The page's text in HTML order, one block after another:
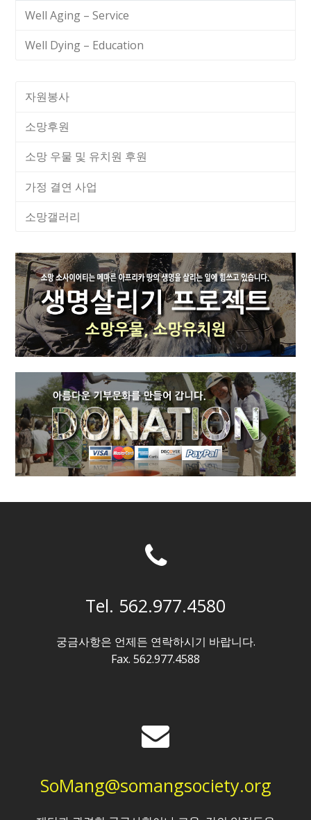
Well Aging – Service
Well Dying – Education
자원봉사
소망후원
소망 우물 및 유치원 후원
가정 결연 사업
소망갤러리
Tel. 562.977.4580
궁금사항은 언제든 연락하시기 바랍니다.
Fax. 562.977.4588
SoMang@somangsociety.org